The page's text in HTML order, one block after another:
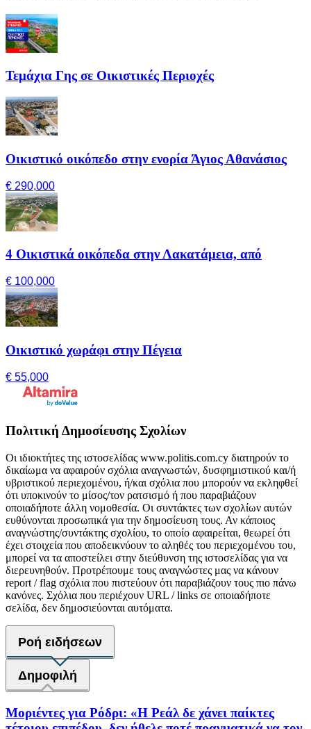
Τεμάχια Γης σε Οικιστικές Περιοχές
Οικιστικό οικόπεδο στην ενορία Άγιος Αθανάσιος
€ 290,000
4 Οικιστικά οικόπεδα στην Λακατάμεια, από
€ 100,000
Οικιστικό χωράφι στην Πέγεια
€ 55,000
Πολιτική Δημοσίευσης Σχολίων
Οι ιδιοκτήτες της ιστοσελίδας www.politis.com.cy διατηρούν το
δικαίωμα να αφαιρούν σχόλια αναγνωστών, δυσφημιστικού και/ή
υβριστικού περιεχομένου, ή/και σχόλια που μπορούν να εκληφθεί
ότι υποκινούν το μίσος/τον ρατσισμό ή που παραβιάζουν
οποιαδήποτε άλλη νομοθεσία. Οι συντάκτες των σχολίων αυτών
ευθύνονται προσωπικά για την δημοσίευση τους. Αν κάποιος
αναγνώστης/συντάκτης σχολίου, το οποίο αφαιρείται, θεωρεί ότι
έχει στοιχεία που αποδεικνύουν το αληθές του περιεχομένου του,
μπορεί να τα αποστείλει στην διεύθυνση της ιστοσελίδας για να
διερευνηθούν. Προτρέπουμε τους αναγνώστες μας να κάνουν
report / flag σχόλια που πιστεύουν ότι παραβιάζουν τους πιο πάνω
κανόνες. Σχόλια που περιέχουν URL / links σε οποιαδήποτε
σελίδα, δεν δημοσιεύονται αυτόματα.
Ροή ειδήσεων
Δημοφιλή
Μοριέντες για Ρόδρι: «Η Ρεάλ δε χάνει παίκτες